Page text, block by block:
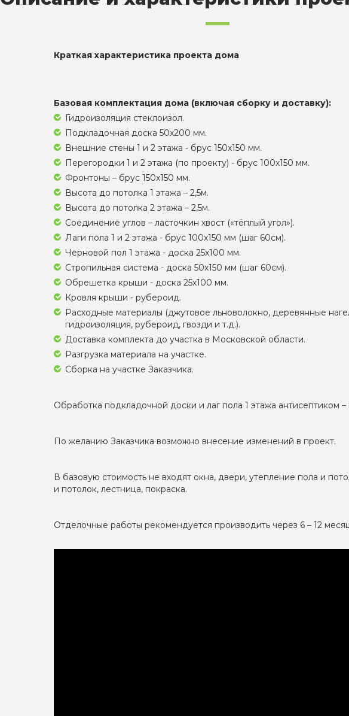
Краткая характеристика проекта дома
Базовая комплектация дома (включая сборку и доставку):
Гидроизоляция стеклоизол.
Подкладочная доска 50х200 мм.
Внешние стены 1 и 2 этажа - брус 150х150 мм.
Перегородки 1 и 2 этажа (по проекту) - брус 100х150 мм.
Фронтоны – брус 150х150 мм.
Высота до потолка 1 этажа – 2,5м.
Высота до потолка 2 этажа – 2,5м.
Соединение углов – ласточкин хвост («тёплый угол»).
Лаги пола 1 и 2 этажа - брус 100х150 мм (шаг 60см).
Черновой пол 1 этажа - доска 25х100 мм.
Стропильная система - доска 50х150 мм (шаг 60см).
Обрешетка крыши - доска 25х100 мм.
Кровля крыши - рубероид.
Расходные материалы (джутовое льноволокно, деревянные
гидроизоляция, рубероид, гвозди и т.д.).
Доставка комплекта до участка в Московской области.
Разгрузка материала на участке.
Сборка на участке Заказчика.
Обработка подкладочной доски и лаг пола 1 этажа
По желанию Заказчика возможно внесение изменений в проект.
В базовую стоимость не входят окна, двери, утепление пола и
и потолок, лестница, покраска.
Отделочные работы рекомендуется производить через 6 – 12